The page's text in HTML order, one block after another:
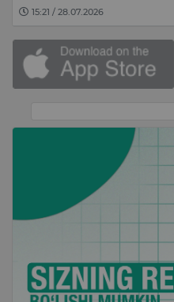
15:21 / 28.07.2026